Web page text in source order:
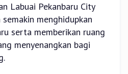
Labuai Pekanbaru City
menghidupkan
serta memberikan ruang
menyenangkan bagi